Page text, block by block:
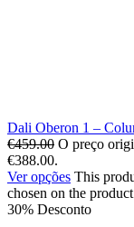
Dali Oberon 1 –
€459.00 O preço
€388.00.
Ver opções This
chosen on the
30% Desconto